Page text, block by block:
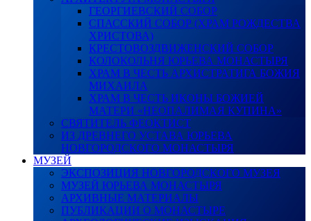
ГЕОРГИЕВСКИЙ СОБОР
СПАССКИЙ СОБОР (ХРАМ РОЖДЕСТВА
ХРИСТОВА)
КРЕСТОВОЗДВИЖЕНСКИЙ СОБОР
КОЛОКОЛЬНЯ ЮРЬЕВА МОНАСТЫРЯ
ХРАМ В ЧЕСТЬ АРХИСТРАТИГА БОЖИЯ
МИХАИЛА
ХРАМ В ЧЕСТЬ ИКОНЫ БОЖИЕЙ
МАТЕРИ «НЕОПАЛИМАЯ КУПИНА»
СВЯТИТЕЛЬ ФЕОКТИСТ
ИЗ ДРЕВНЕГО УСТАВА ЮРЬЕВА
НОВГОРОДСКОГО МОНАСТЫРЯ
МУЗЕЙ
ЭКСПОЗИЦИЯ НОВГОРОДСКОГО МУЗЕЯ
МУЗЕЙ ЮРЬЕВА МОНАСТЫРЯ
АРХИВНЫЕ МАТЕРИАЛЫ
ПУБЛИКАЦИИ О МОНАСТЫРЕ